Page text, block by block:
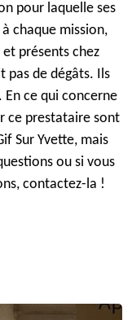
pour laquelle ses
chaque mission,
présents chez
pas de dégâts. Ils
ce qui concerne
ce prestataire sont
Sur Yvette, mais
ou si vous
contactez-la !